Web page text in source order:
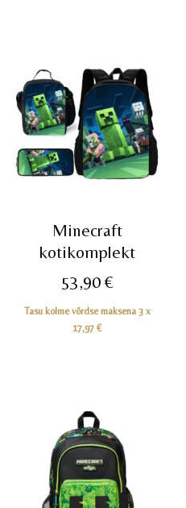
Minecraft
kotikomplekt
53,90 €
Tasu kolme võrdse maksena 3 x
17,97€